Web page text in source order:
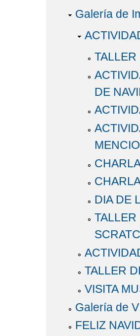
Galería de
TALLER
DE
DIA DE
TALLER
VISITA
Galería de
FELIZ